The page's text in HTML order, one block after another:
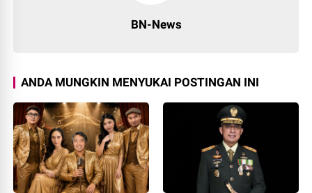
BN-News
ANDA MUNGKIN MENYUKAI POSTINGAN INI